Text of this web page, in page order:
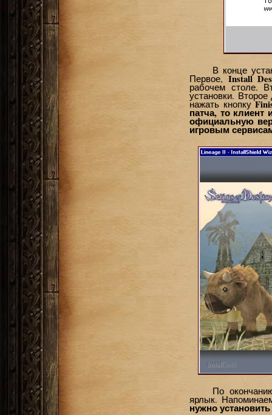
В конце
Первое, Install
рабочем столе.
установки.
нажать кнопку
патча, то
официальную
игровым
По
ярлык.
нужно